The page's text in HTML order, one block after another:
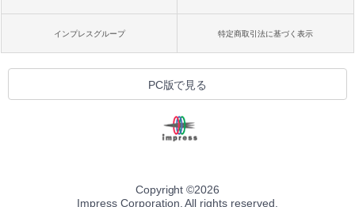
インプレスグループ 特定商取引法に基づく表示
PC版で見る
Copyright ©2026
Impress Corporation. All rights reserved.